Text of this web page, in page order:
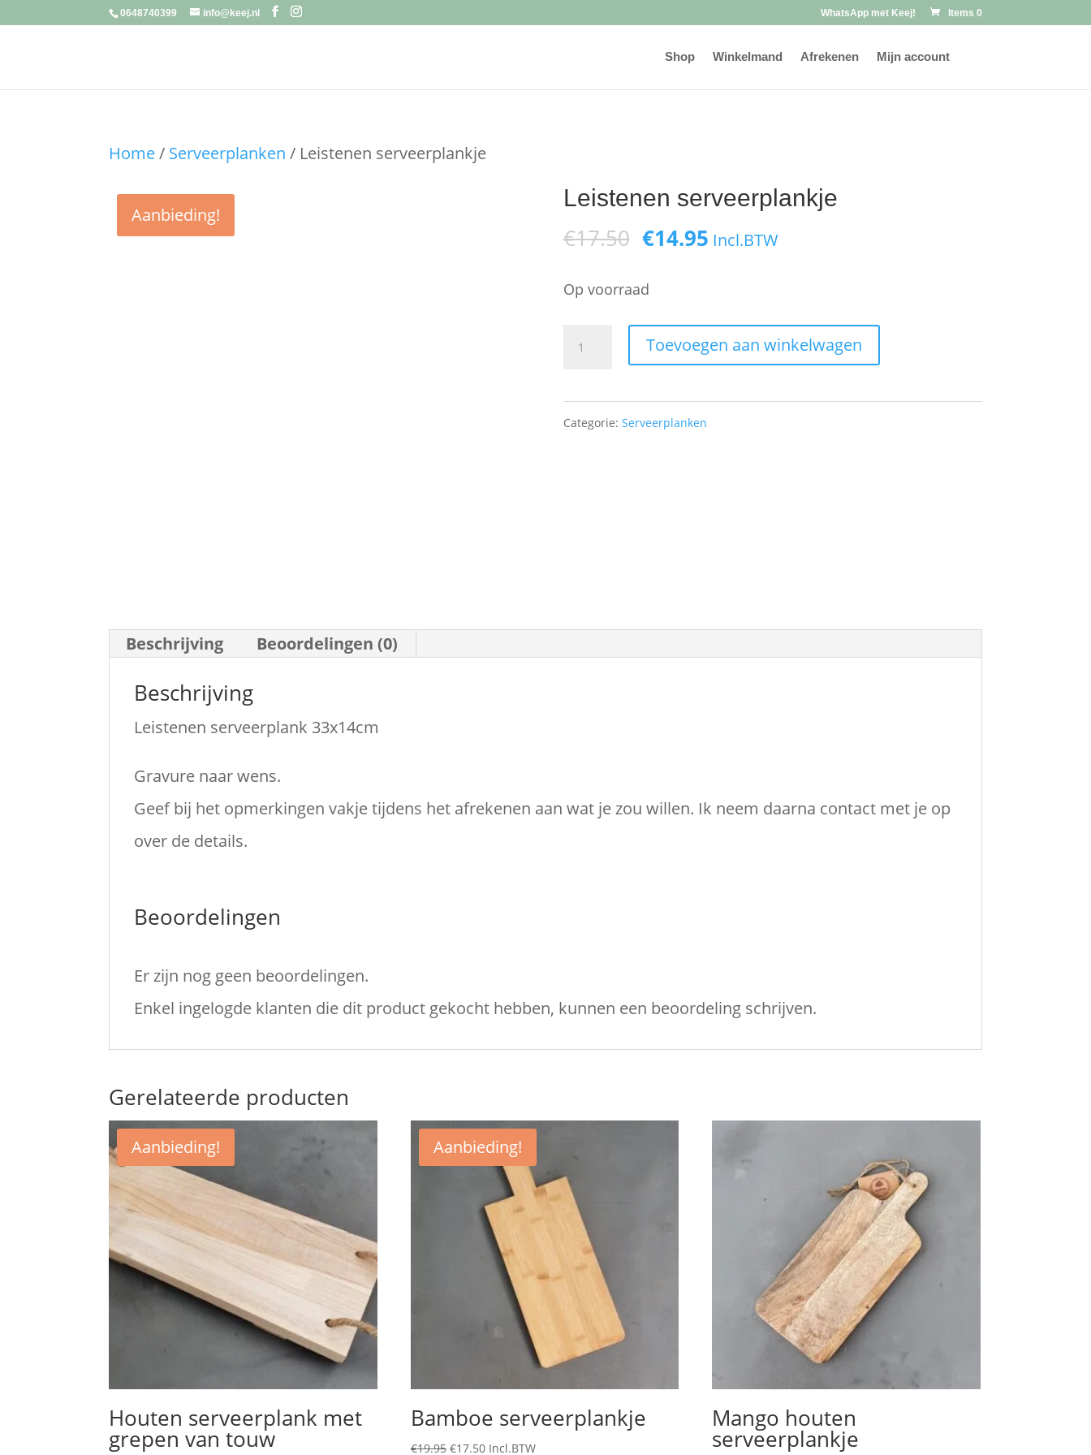
0648740399 info@keej.nl WhatsApp met Keej! Items 0
Shop Winkelmand Afrekenen Mijn account
Home/ Serveerplanken / Leistenen serveerplankje
Aanbieding!
Leistenen serveerplankje
€17.50 Oorspronkelijke
was:
€17.50.
€14.95Huidige
€14.95.
Incl.BTW
Op voorraad
Leistenen
serveerplankje
aantal
Toevoegen aan winkelwagen
Categorie: Serveerplanken
Beschrijving Beoordelingen (0)
Beschrijving
Leistenen serveerplank 33x14cm
Gravure naar wens.
Geef bij het opmerkingen vakje tijdens het afrekenen aan wat je zou willen. Ik neem daarna contact met je op
over de details.
Beoordelingen
Er zijn nog geen beoordelingen.
Enkel ingelogde klanten die dit product gekocht hebben, kunnen een beoordeling schrijven.
Gerelateerde producten
Aanbieding!
Houten serveerplank met
grepen van touw
Aanbieding!
Bamboe serveerplankje
€19.95 Oorspronkelijke
€17.50Huidige
Incl.BTW
Mango houten
serveerplankje